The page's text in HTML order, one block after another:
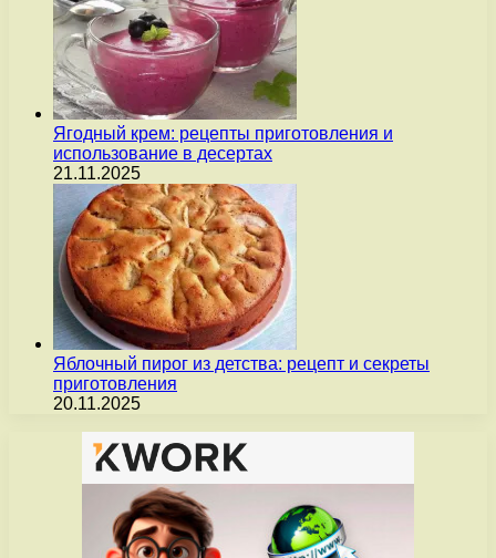
Ягодный крем: рецепты приготовления и
использование в десертах
21.11.2025
Яблочный пирог из детства: рецепт и секреты
приготовления
20.11.2025